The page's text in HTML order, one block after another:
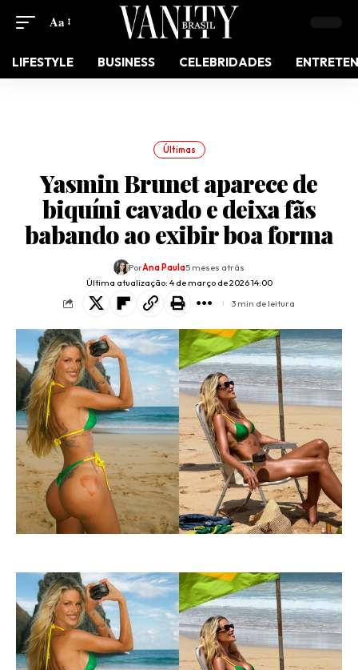
Aa
LIFESTYLE BUSINESS CELEBRIDADES
Últimas
Yasmin Brunet aparece de
biquíni cavado e deixa fãs
babando ao exibir boa forma
Última atualização: 4 de março de 2026 14:00
PorAna Paula5 meses atrás
3 min de leitura